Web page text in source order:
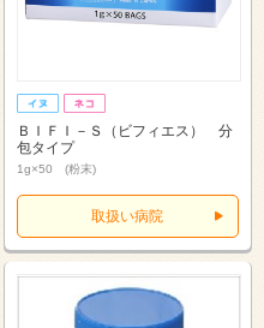
ＢＩＦＩ－Ｓ（ビフィエス） 分
包タイプ
1g×50 (粉末)
取扱い病院